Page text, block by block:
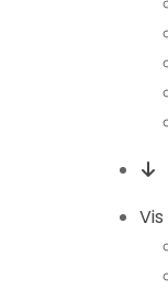
Vis
funktionalitet